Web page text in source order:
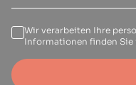
Wir verarbeiten Ihre
Informationen finden Sie